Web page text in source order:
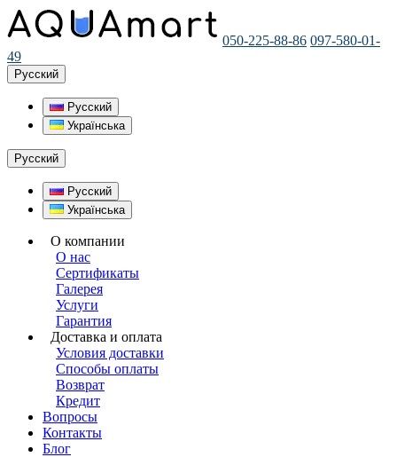
050-225-88-86 097-580-01-
49
Русский
Русский
Українська
Русский
Русский
Українська
О компании
О нас
Сертификаты
Галерея
Услуги
Гарантия
Доставка и оплата
Условия доставки
Способы оплаты
Возврат
Кредит
Вопросы
Контакты
Блог